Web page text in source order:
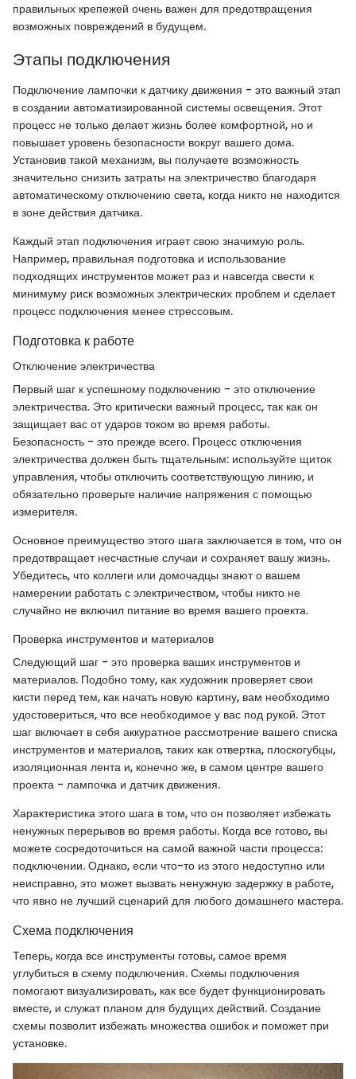
правильных крепежей очень важен для предотвращения
возможных повреждений в будущем.
Этапы подключения
Подключение лампочки к датчику движения - это важный этап
в создании автоматизированной системы освещения. Этот
процесс не только делает жизнь более комфортной, но и
повышает уровень безопасности вокруг вашего дома.
Установив такой механизм, вы получаете возможность
значительно снизить затраты на электричество благодаря
автоматическому отключению света, когда никто не находится
в зоне действия датчика.
Каждый этап подключения играет свою значимую роль.
Например, правильная подготовка и использование
подходящих инструментов может раз и навсегда свести к
минимуму риск возможных электрических проблем и сделает
процесс подключения менее стрессовым.
Подготовка к работе
Отключение электричества
Первый шаг к успешному подключению - это отключение
электричества. Это критически важный процесс, так как он
защищает вас от ударов током во время работы.
Безопасность - это прежде всего. Процесс отключения
электричества должен быть тщательным: используйте щиток
управления, чтобы отключить соответствующую линию, и
обязательно проверьте наличие напряжения с помощью
измерителя.
Основное преимущество этого шага заключается в том, что он
предотвращает несчастные случаи и сохраняет вашу жизнь.
Убедитесь, что коллеги или домочадцы знают о вашем
намерении работать с электричеством, чтобы никто не
случайно не включил питание во время вашего проекта.
Проверка инструментов и материалов
Следующий шаг - это проверка ваших инструментов и
материалов. Подобно тому, как художник проверяет свои
кисти перед тем, как начать новую картину, вам необходимо
удостовериться, что все необходимое у вас под рукой. Этот
шаг включает в себя аккуратное рассмотрение вашего списка
инструментов и материалов, таких как отвертка, плоскогубцы,
изоляционная лента и, конечно же, в самом центре вашего
проекта - лампочка и датчик движения.
Характеристика этого шага в том, что он позволяет избежать
ненужных перерывов во время работы. Когда все готово, вы
можете сосредоточиться на самой важной части процесса:
подключении. Однако, если что-то из этого недоступно или
неисправно, это может вызвать ненужную задержку в работе,
что явно не лучший сценарий для любого домашнего мастера.
Схема подключения
Теперь, когда все инструменты готовы, самое время
углубиться в схему подключения. Схемы подключения
помогают визуализировать, как все будет функционировать
вместе, и служат планом для будущих действий. Создание
схемы позволит избежать множества ошибок и поможет при
установке.